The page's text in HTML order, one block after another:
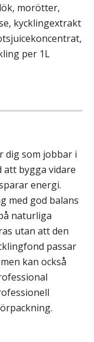
morötter,
kycklingextrakt
per 1L
dig som jobbar i
bygga vidare
energi.
med god balans
naturliga
utan att den
passar
kan också